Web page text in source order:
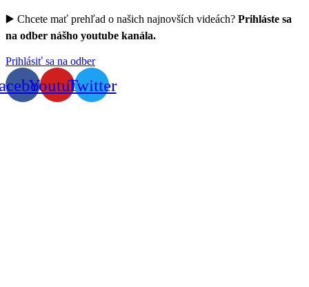
▶️ Chcete mať prehľad o našich najnovších videách? Prihláste sa
na odber nášho youtube kanála.
Prihlásiť sa na odber
YoutubeTwitter